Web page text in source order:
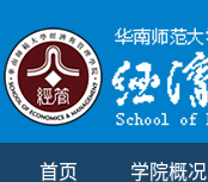
首页 学院概况